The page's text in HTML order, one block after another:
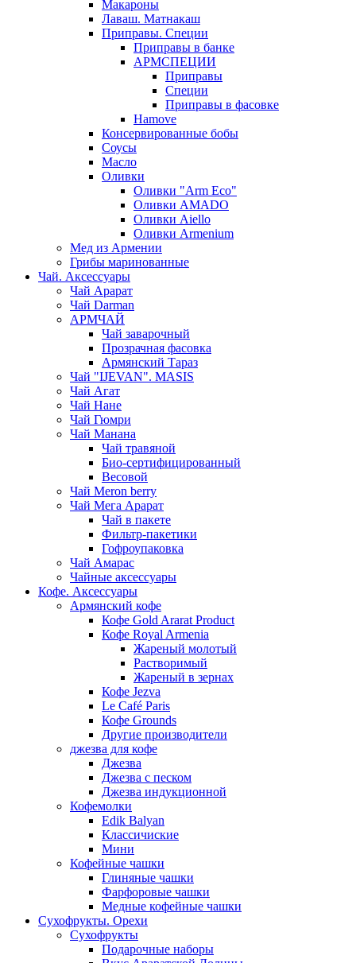
Макароны
Лаваш. Матнакаш
Приправы. Специи
Приправы в банке
АРМСПЕЦИИ
Приправы
Специи
Приправы в фасовке
Hamove
Консервированные бобы
Соусы
Масло
Оливки
Оливки "Arm Eco"
Оливки AMADO
Оливки Aiello
Оливки Armenium
Мед из Армении
Грибы маринованные
Чай. Аксессуары
Чай Арарат
Чай Darman
АРМЧАЙ
Чай заварочный
Прозрачная фасовка
Армянский Тараз
Чай "IJEVAN". MASIS
Чай Агат
Чай Нане
Чай Гюмри
Чай Манана
Чай травяной
Био-сертифицированный
Весовой
Чай Meron berry
Чай Мега Арарат
Чай в пакете
Фильтр-пакетики
Гофроупаковка
Чай Амарас
Чайные аксессуары
Кофе. Аксессуары
Армянский кофе
Кофе Gold Ararat Product
Кофе Royal Armenia
Жареный молотый
Растворимый
Жареный в зернах
Кофе Jezva
Le Café Paris
Кофе Grounds
Другие производители
джезва для кофе
Джезва
Джезва с песком
Джезва индукционной
Кофемолки
Edik Balyan
Классичиские
Мини
Кофейные чашки
Глиняные чашки
Фарфоровые чашки
Медные кофейные чашки
Сухофрукты. Орехи
Сухофрукты
Подарочные наборы